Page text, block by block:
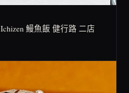
鰻魚飯 健行路 二店